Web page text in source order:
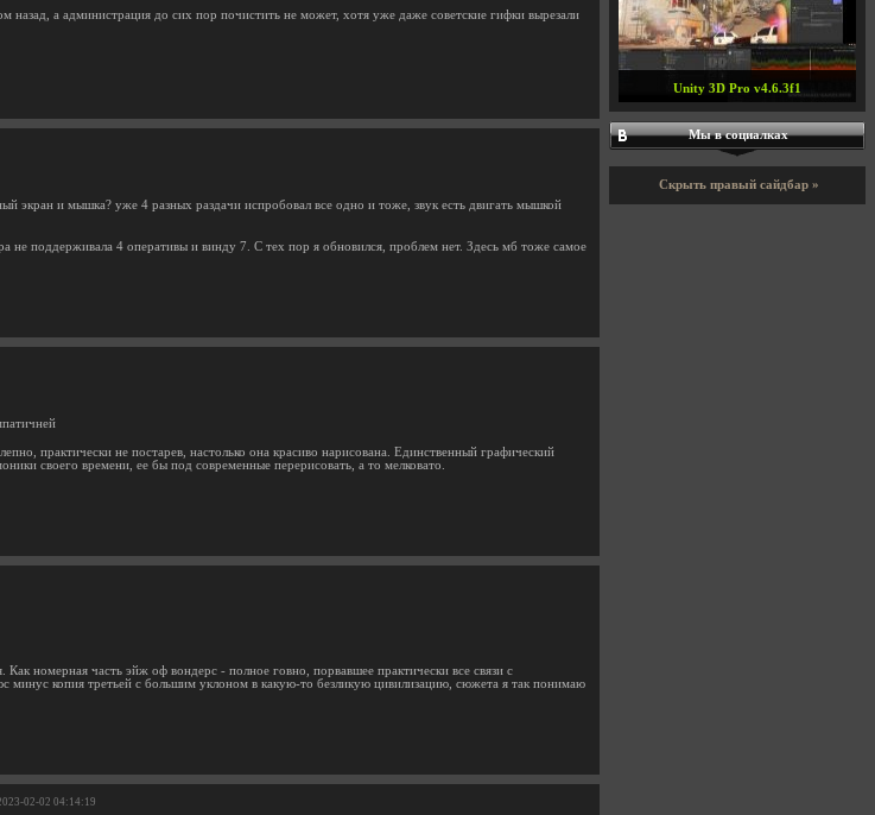
назад, а администрация до сих пор почистить не может, хотя уже даже советские гифки вырезали
экран и мышка? уже 4 разных раздачи испробовал все одно и тоже, звук есть двигать мышкой
не поддерживала 4 оперативы и винду 7. С тех пор я обновился, проблем нет. Здесь мб тоже самое
практически не постарев, настолько она красиво нарисована. Единственный графический
своего времени, ее бы под современные перерисовать, а то мелковато.
номерная часть эйж оф вондерс - полное говно, порвавшее практически все связи с
минус копия третьей с большим уклоном в какую-то безликую цивилизацию, сюжета я так понимаю
2023-02-02 04:14:19
Unity 3D Pro v4.6.3f1
Мы в социалках
Скрыть правый сайдбар »